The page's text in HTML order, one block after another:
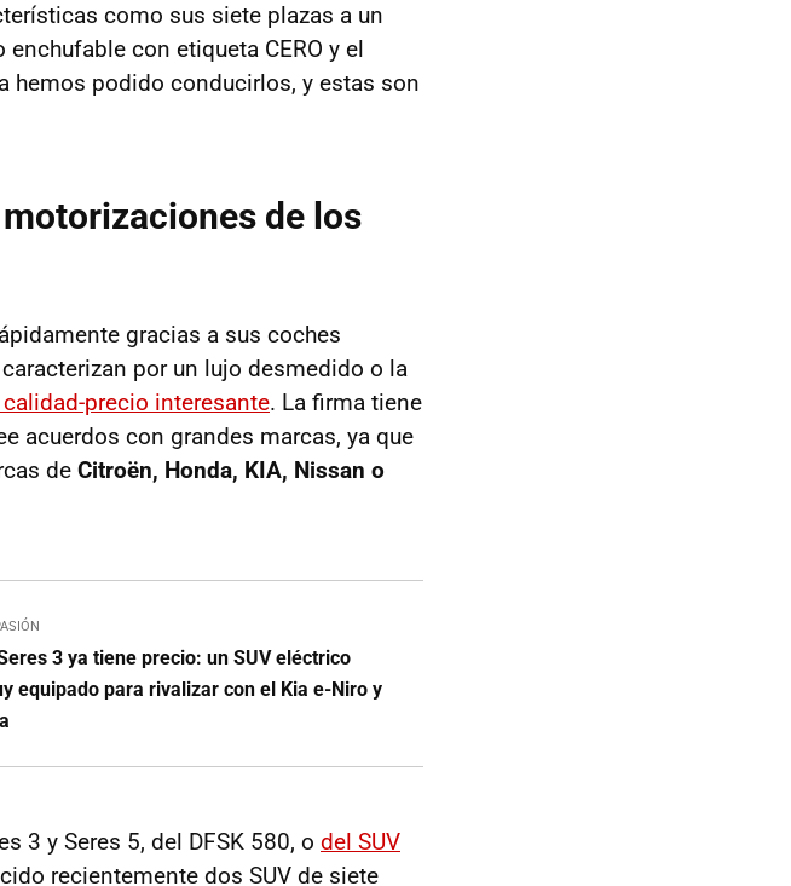
como sus siete plazas a un
con etiqueta CERO y el
hemos podido conducirlos, y estas son
de los
gracias a sus coches
por un lujo desmedido o la
precio interesante. La firma tiene
acuerdos con grandes marcas, ya que
de Citroën, Honda, KIA, Nissan o
3 ya tiene precio: un SUV eléctrico
equipado para rivalizar con el Kia e-Niro y
3 y Seres 5, del DFSK 580, o del SUV
recientemente dos SUV de siete